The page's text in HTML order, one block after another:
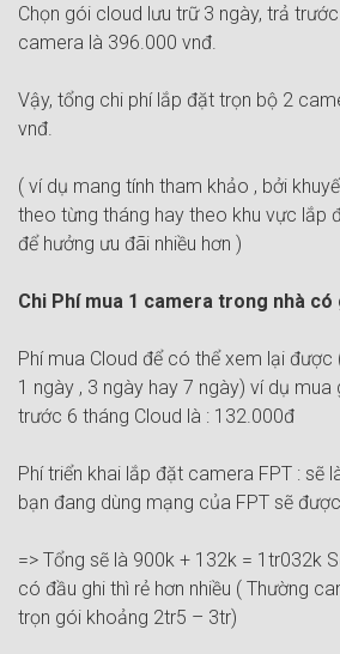
Chọn gói cloud lưu trữ 3 ngày, trả
camera là 396.000 vnđ.
Vậy, tổng chi phí lắp đặt trọn bộ 2
vnđ.
( ví dụ mang tính tham khảo , bởi
theo từng tháng hay theo khu vực lắp
để hưởng ưu đãi nhiều hơn )
Chi Phí mua 1 camera trong nhà có
Phí mua Cloud để có thể xem lại
1 ngày , 3 ngày hay 7 ngày) ví dụ
trước 6 tháng Cloud là : 132.000đ
Phí triển khai lắp đặt camera FPT : sẽ
bạn đang dùng mạng của FPT sẽ
=> Tổng sẽ là 900k + 132k = 1tr032k
có đầu ghi thì rẻ hơn nhiều ( Thường
trọn gói khoảng 2tr5 – 3tr)